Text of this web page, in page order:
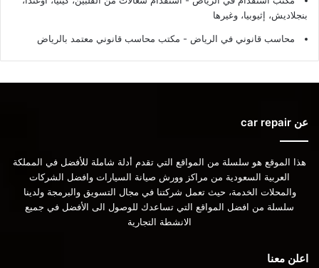
بنجلاديش، إثيوبيا، وغيرها
محاسب قانوني في الرياض - مكتب محاسب قانوني معتمد بالرياض
عن car repair
هذا الموقع هو سلسلة من المواقع التي تقدم أدلة شاملة للأفضل في المملكة
العربية السعودية من مراكز وورش صيانة السيارات وافضل الشركات
والمحلات الخدمة، حيث تعمل شركتنا في مجال التسويق والبرمجة ولدينا
سلسلة من افضل المواقع التي تساعدك للوصول الى الأفضل في جميع
الانشطة التجارية
اعلن معنا